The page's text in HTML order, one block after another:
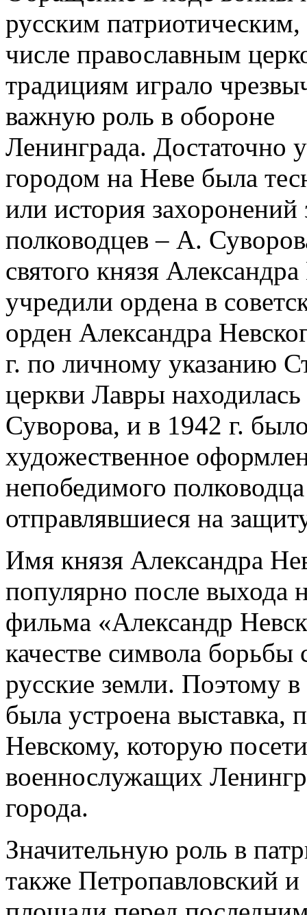
русским
числе православным
традициям играло
важную роль в обороне
Ленинграда. Достаточно
городом на Неве была
или история
полководцев – А.
святого князя
учредили ордена в
орден Александра
г. по личному указанию
церкви Лавры
Суворова, и в 1942 г.
художественное
непобедимого
отправлявшиеся на
Имя князя Александра
популярно после выхода
фильма «Александр
качестве символа борьбы
русские земли. Поэтому
была устроена выставка,
Невскому, которую
военнослужащих
города.
Значительную роль в
также Петропавловский